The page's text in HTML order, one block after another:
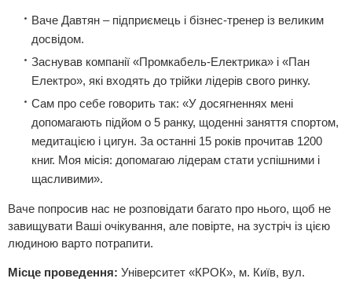
Ваче Давтян – підприємець і бізнес-тренер із великим
досвідом.
Заснував компанії «Промкабель-Електрика» і «Пан
Електро», які входять до трійки лідерів свого ринку.
Сам про себе говорить так: «У досягненнях мені
допомагають підйом о 5 ранку, щоденні заняття спортом,
медитацією і цигун. За останні 15 років прочитав 1200
книг. Моя місія: допомагаю лідерам стати успішними і
щасливими».
Ваче попросив нас не розповідати багато про нього, щоб не
завищувати Ваші очікування, але повірте, на зустріч із цією
людиною варто потрапити.
Місце проведення: Університет «КРОК», м. Київ, вул.